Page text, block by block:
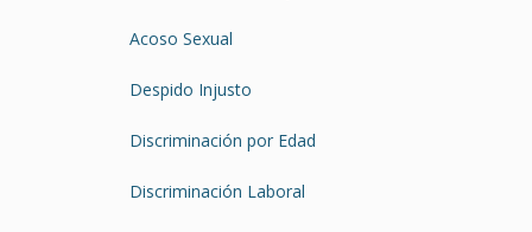
Acoso Sexual
Despido Injusto
Discriminación por Edad
Discriminación Laboral